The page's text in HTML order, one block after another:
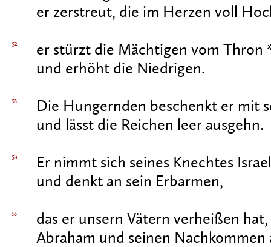
er zerstreut, die im Herzen voll
52
er stürzt die Mächtigen vom Thron
und erhöht die Niedrigen.
53
Die Hungernden beschenkt er mit
und lässt die Reichen leer ausgehn.
54
Er nimmt sich seines Knechtes
und denkt an sein Erbarmen,
55
das er unsern Vätern verheißen
Abraham und seinen Nachkommen